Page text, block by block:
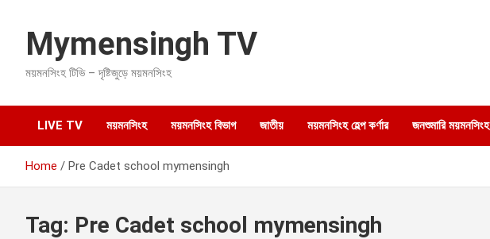
c
n
Mymensingh TV
ময়মনসিংহ টিভি – দৃষ্টিজুড়ে ময়মনসিংহ
LIVE TV ময়মনসিংহ ময়মনসিংহ বিভাগ জাতীয় ময়মনসিংহ হেল্প কর্ণার জনশুমারি ময়মনসিংহ
Home Pre Cadet school mymensingh
Tag: Pre Cadet school mymensingh